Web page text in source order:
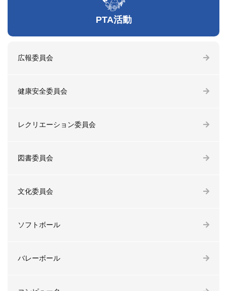
PTA活動
広報委員会
健康安全委員会
レクリエーション委員会
図書委員会
文化委員会
ソフトボール
バレーボール